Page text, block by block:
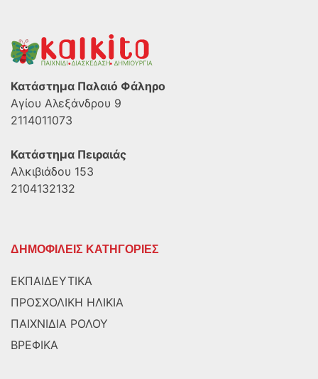
Κατάστημα Παλαιό Φάληρο
Αγίου Αλεξάνδρου 9
2114011073
Κατάστημα Πειραιάς
Αλκιβιάδου 153
2104132132
ΔΗΜΟΦΙΛΕΙΣ ΚΑΤΗΓΟΡΙΕΣ
ΕΚΠΑΙΔΕΥΤΙΚΑ
ΠΡΟΣΧΟΛΙΚΗ ΗΛΙΚΙΑ
ΠΑΙΧΝΙΔΙΑ ΡΟΛΟΥ
ΒΡΕΦΙΚΑ